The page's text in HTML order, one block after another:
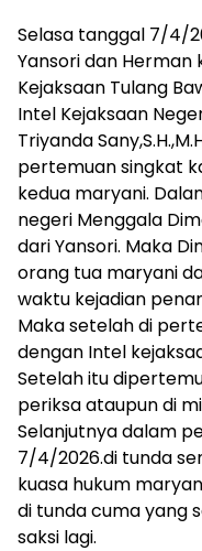
Selasa tanggal 7/4/
Yansori dan
Kejaksaan Tulang
Intel Kejaksaan
Triyanda
pertemuan singkat
kedua maryani.
negeri Menggala
dari Yansori. Maka
orang tua maryani
waktu kejadian
Maka setelah di
dengan Intel
Setelah itu
periksa ataupun di
Selanjutnya dalam
7/4/2026.di tunda
kuasa hukum
di tunda cuma yang
saksi lagi.